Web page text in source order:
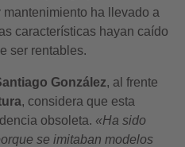
ha llevado a
características hayan caído
ser rentables.
González, al frente
, considera que esta
obsoleta. «Ha sido
se imitaban modelos